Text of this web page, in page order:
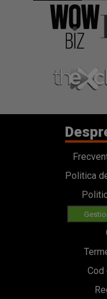
Politica
Cod